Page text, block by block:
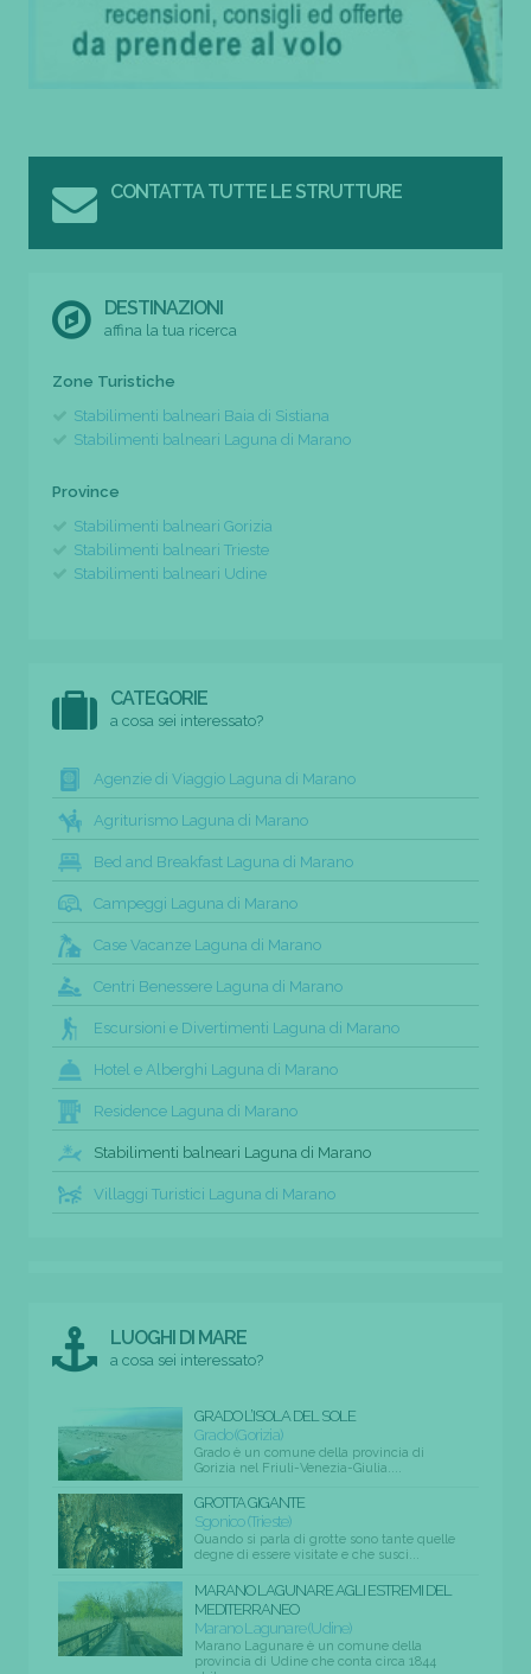
CONTATTA TUTTE LE STRUTTURE
DESTINAZIONI
affina la tua ricerca
Zone Turistiche
Stabilimenti balneari Baia di Sistiana
Stabilimenti balneari Laguna di Marano
Province
Stabilimenti balneari Gorizia
Stabilimenti balneari Trieste
Stabilimenti balneari Udine
CATEGORIE
a cosa sei interessato?
Agenzie di Viaggio Laguna di Marano
Agriturismo Laguna di Marano
Bed and Breakfast Laguna di Marano
Campeggi Laguna di Marano
Case Vacanze Laguna di Marano
Centri Benessere Laguna di Marano
Escursioni e Divertimenti Laguna di Marano
Hotel e Alberghi Laguna di Marano
Residence Laguna di Marano
Stabilimenti balneari Laguna di Marano
Villaggi Turistici Laguna di Marano
LUOGHI DI MARE
a cosa sei interessato?
GRADO L’ISOLA DEL SOLE
Grado (Gorizia)
Grado è un comune della provincia di
Gorizia nel Friuli-Venezia-Giulia....
GROTTA GIGANTE
Sgonico (Trieste)
Quando si parla di grotte sono tante quelle
degne di essere visitate e che susci...
MARANO LAGUNARE AGLI ESTREMI DEL
MEDITERRANEO
Marano Lagunare (Udine)
Marano Lagunare è un comune della
provincia di Udine che conta circa 1844